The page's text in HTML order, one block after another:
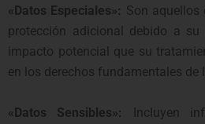
«Datos Especiales»: Son aquellos
protección adicional debido a su
impacto potencial que su
en los derechos fundamentales de
«Datos Sensibles»:
Incluyen